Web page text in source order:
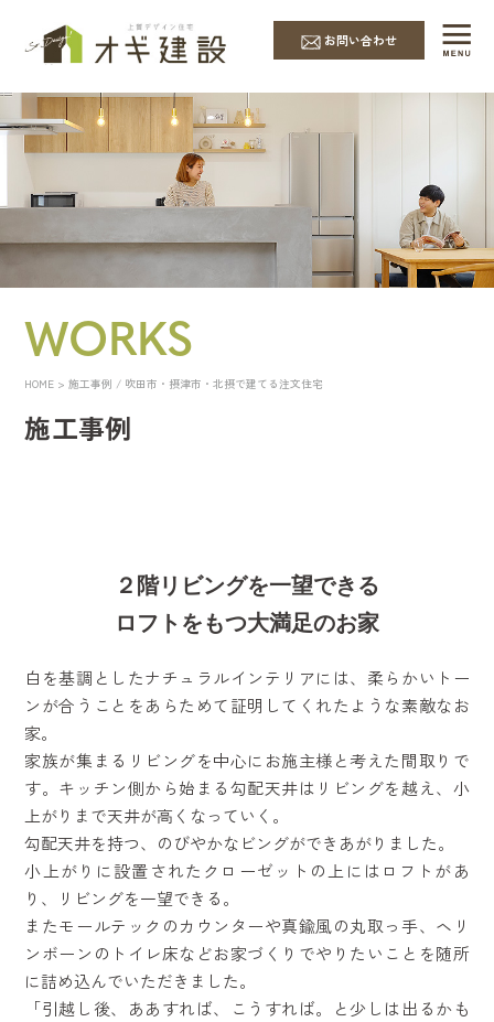
お問い合わせ
WORKS
HOME > 施工事例 / 吹田市・摂津市・北摂で建てる注文住宅
施工事例
２階リビングを一望できる
ロフトをもつ大満足のお家
白を基調としたナチュラルインテリアには、柔らかいトー
ンが合うことをあらためて証明してくれたような素敵なお
家。
家族が集まるリビングを中心にお施主様と考えた間取りで
す。キッチン側から始まる勾配天井はリビングを越え、小
上がりまで天井が高くなっていく。
勾配天井を持つ、のびやかなビングができあがりました。
小上がりに設置されたクローゼットの上にはロフトがあ
り、リビングを一望できる。
またモールテックのカウンターや真鍮風の丸取っ手、ヘリ
ンボーンのトイレ床などお家づくりでやりたいことを随所
に詰め込んでいただきました。
「引越し後、ああすれば、こうすれば。と少しは出るかも